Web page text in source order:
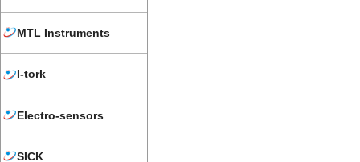
MTL Instruments
I-tork
Electro-sensors
SICK